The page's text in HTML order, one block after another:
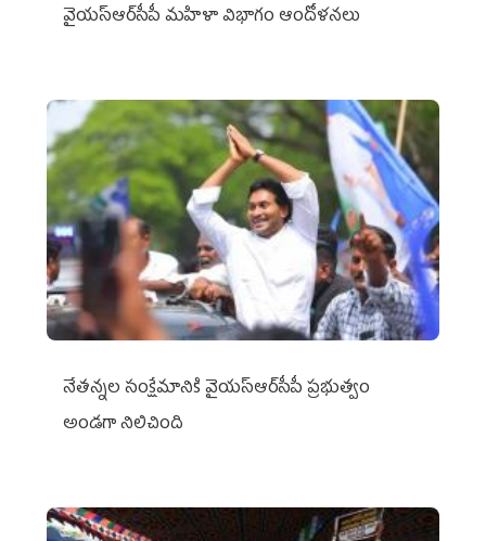
వైయ‌స్ఆర్‌సీపీ మహిళా విభాగం ఆందోళనలు
నేతన్నల సంక్షేమానికి వైయ‌స్ఆర్‌సీపీ ప్రభుత్వం
అండగా నిలిచింది